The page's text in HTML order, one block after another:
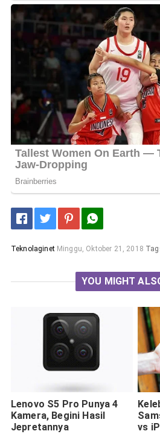
Teknolaginet Minggu, Oktober 21, 2018
YOU MIGHT
Lenovo S5 Pro Punya 4
Kamera, Begini Hasil
Jepretannya
vs